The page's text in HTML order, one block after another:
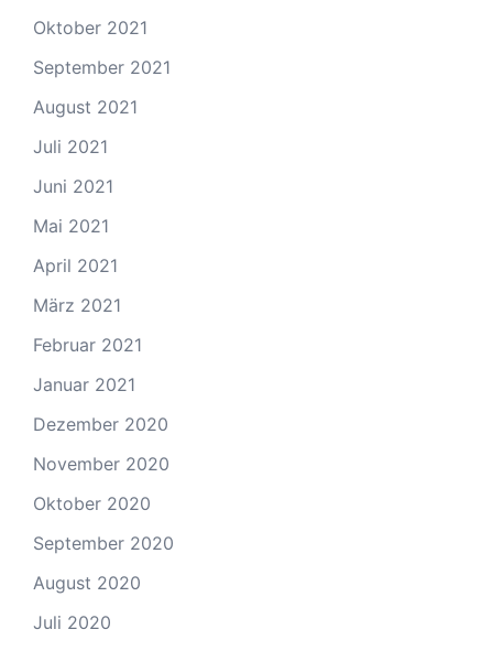
Oktober 2021
September 2021
August 2021
Juli 2021
Juni 2021
Mai 2021
April 2021
März 2021
Februar 2021
Januar 2021
Dezember 2020
November 2020
Oktober 2020
September 2020
August 2020
Juli 2020